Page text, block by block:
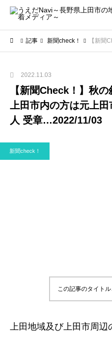
記事 新聞check！ 【新聞Check！】
2022.11.03
【新聞Check！】秋
上田市内の方は元上
人 受章…2022/11/03
新聞check！
この記事のタイト
上田地域及び上田市周辺